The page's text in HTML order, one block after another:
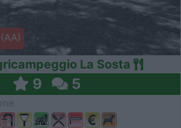
La Sosta
9 5